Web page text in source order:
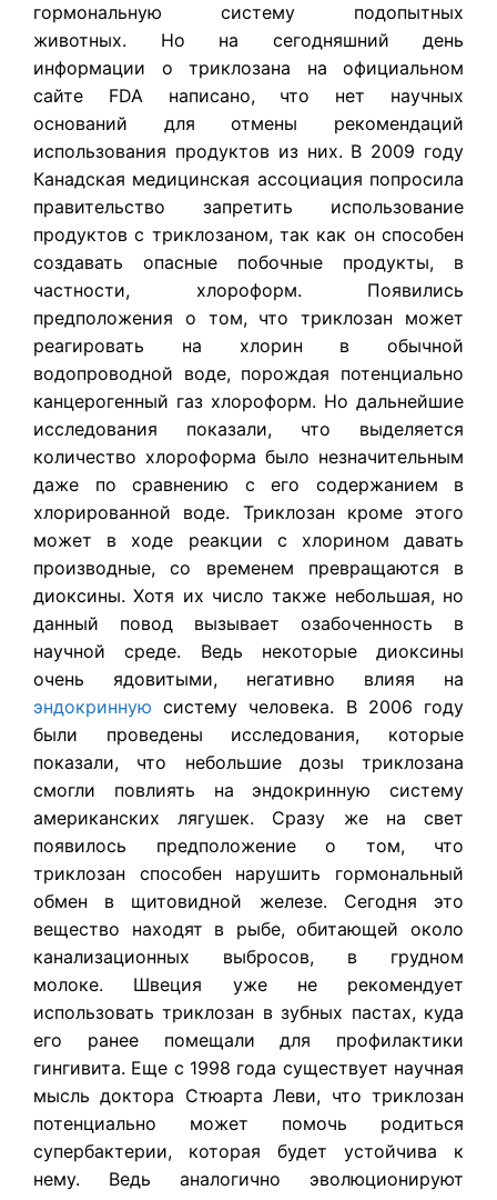
гормональную систему подопытных
животных. Но на сегодняшний день
информации о триклозана на официальном
сайте FDA написано, что нет научных
оснований для отмены рекомендаций
использования продуктов из них. В 2009 году
Канадская медицинская ассоциация попросила
правительство запретить использование
продуктов с триклозаном, так как он способен
создавать опасные побочные продукты, в
частности, хлороформ. Появились
предположения о том, что триклозан может
реагировать на хлорин в обычной
водопроводной воде, порождая потенциально
канцерогенный газ хлороформ. Но дальнейшие
исследования показали, что выделяется
количество хлороформа было незначительным
даже по сравнению с его содержанием в
хлорированной воде. Триклозан кроме этого
может в ходе реакции с хлорином давать
производные, со временем превращаются в
диоксины. Хотя их число также небольшая, но
данный повод вызывает озабоченность в
научной среде. Ведь некоторые диоксины
очень ядовитыми, негативно влияя на
эндокринную систему человека. В 2006 году
были проведены исследования, которые
показали, что небольшие дозы триклозана
смогли повлиять на эндокринную систему
американских лягушек. Сразу же на свет
появилось предположение о том, что
триклозан способен нарушить гормональный
обмен в щитовидной железе. Сегодня это
вещество находят в рыбе, обитающей около
канализационных выбросов, в грудном
молоке. Швеция уже не рекомендует
использовать триклозан в зубных пастах, куда
его ранее помещали для профилактики
гингивита. Еще с 1998 года существует научная
мысль доктора Стюарта Леви, что триклозан
потенциально может помочь родиться
супербактерии, которая будет устойчива к
нему. Ведь аналогично эволюционируют